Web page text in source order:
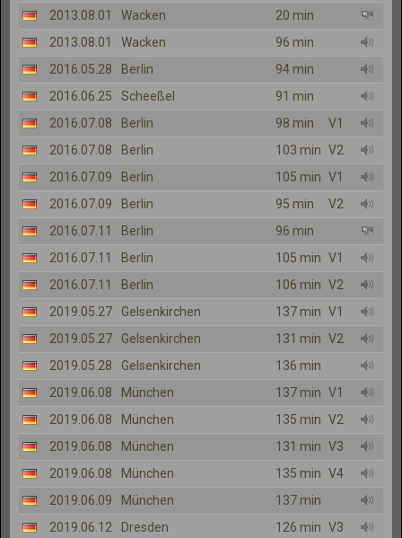
2013.08.01
Wacken
20 min
2013.08.01
Wacken
96 min
2016.05.28
Berlin
94 min
2016.06.25
Scheeßel
91 min
2016.07.08
Berlin 98 min
V1
2016.07.08
Berlin 103 min V2
2016.07.09
Berlin 105 min V1
2016.07.09
Berlin 95 min
V2
2016.07.11
Berlin
96 min
2016.07.11
Berlin 105 min V1
2016.07.11
Berlin 106 min V2
2019.05.27
Gelsenkirchen 137 min V1
2019.05.27
Gelsenkirchen 131 min V2
2019.05.28
Gelsenkirchen
136 min
2019.06.08
München 137 min V1
2019.06.08
München 135 min V2
2019.06.08
München 131 min V3
2019.06.08
München 135 min V4
2019.06.09
München
137 min
2019.06.12
Dresden 126 min V3